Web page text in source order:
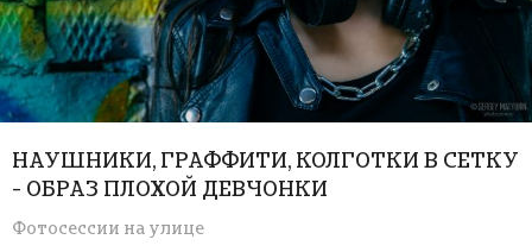
НАУШНИКИ, ГРАФФИТИ, КОЛГОТКИ В СЕТКУ
- ОБРАЗ ПЛОХОЙ ДЕВЧОНКИ
Фотосессии на улице